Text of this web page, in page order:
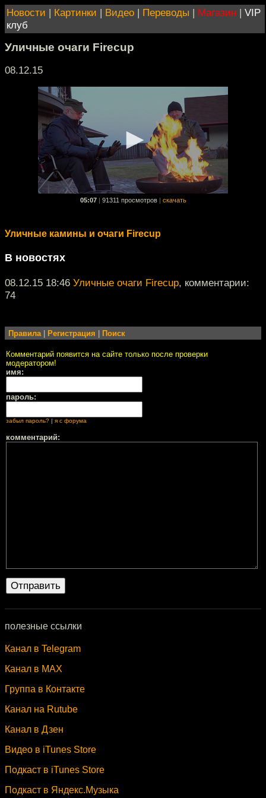
Новости | Картинки | Видео | Переводы | Магазин | VIP
клуб
Уличные очаги Firecup
08.12.15
05:07 91311 просмотров скачать
Уличные камины и очаги Firecup
В новостях
08.12.15 18:46 Уличные очаги Firecup, комментарии:
74
Правила| Регистрация Поиск
Комментарий появится на сайте только после проверки
модератором!
имя:
пароль:
забыл пароль? я с форума
комментарий:
полезные ссылки
Канал в Telegram
Канал в MAX
Группа в Контакте
Канал на Rutube
Канал в Дзен
Видео в iTunes Store
Подкаст в iTunes Store
Подкаст в Яндекс.Музыка